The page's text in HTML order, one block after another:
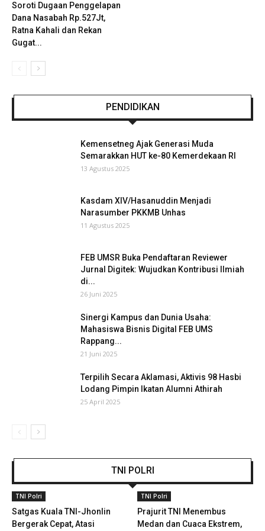
Soroti Dugaan Penggelapan
Dana Nasabah Rp.527Jt,
Ratna Kahali dan Rekan
Gugat...
PENDIDIKAN
Kemensetneg Ajak Generasi Muda
Semarakkan HUT ke-80 Kemerdekaan RI
13 Agustus 2025
Kasdam XIV/Hasanuddin Menjadi
Narasumber PKKMB Unhas
11 Agustus 2025
FEB UMSR Buka Pendaftaran Reviewer
Jurnal Digitek: Wujudkan Kontribusi Ilmiah
di...
26 Juni 2025
Sinergi Kampus dan Dunia Usaha:
Mahasiswa Bisnis Digital FEB UMS
Rappang...
21 Juni 2025
Terpilih Secara Aklamasi, Aktivis 98 Hasbi
Lodang Pimpin Ikatan Alumni Athirah
25 April 2025
TNI POLRI
TNI Polri
Satgas Kuala TNI-Jhonlin
Bergerak Cepat, Atasi
TNI Polri
Prajurit TNI Menembus
Medan dan Cuaca Ekstrem,